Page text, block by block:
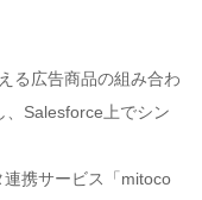
る広告商品の組み合わ
、Salesforce上でシン
連携サービス「mitoco